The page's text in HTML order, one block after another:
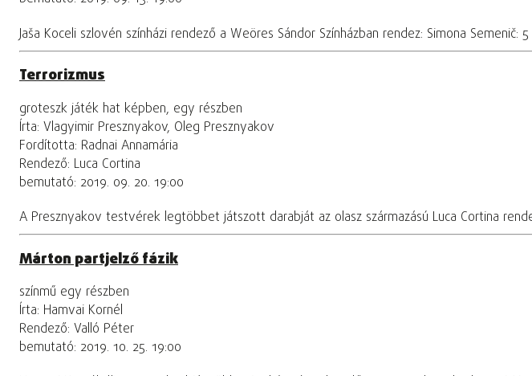
Jaša Koceli szlovén színházi rendező a Weöres Sándor Színházban rendez: Simona
Terrorizmus
groteszk játék hat képben, egy részben
Írta: Vlagyimir Presznyakov, Oleg Presznyakov
Fordította: Radnai Annamária
Rendező: Luca Cortina
bemutató: 2019. 09. 20. 19:00
A Presznyakov testvérek legtöbbet játszott darabját az olasz származású Luca Cortina
Márton partjelző fázik
színmű egy részben
Írta: Hamvai Kornél
Rendező: Valló Péter
bemutató: 2019. 10. 25. 19:00